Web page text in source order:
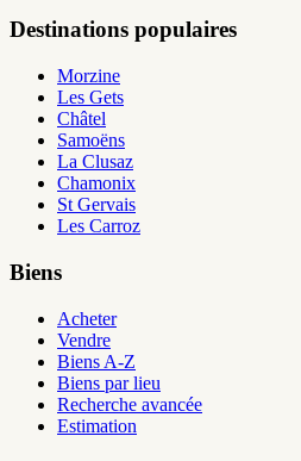
Destinations populaires
Morzine
Les Gets
Châtel
Samoëns
La Clusaz
Chamonix
St Gervais
Les Carroz
Biens
Acheter
Vendre
Biens A-Z
Biens par lieu
Recherche avancée
Estimation